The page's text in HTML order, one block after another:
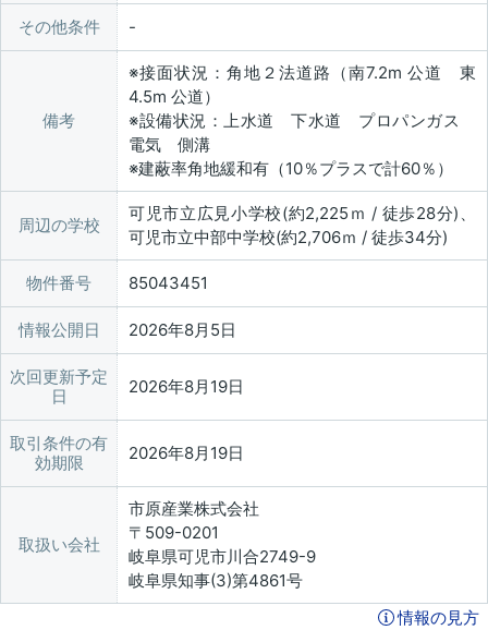
その他条件
備考
※接面状況：角地２法道路（南7.2m 公道 東
4.5m 公道）
※設備状況：上水道 下水道 プロパンガス
電気 側溝
※建蔽率角地緩和有（10％プラスで計60％）
周辺の学校
可児市立広見小学校(約2,225ｍ / 徒歩28分)、
可児市立中部中学校(約2,706ｍ / 徒歩34分)
物件番号 85043451
情報公開日 2026年8月5日
次回更新予定
日
2026年8月19日
取引条件の有
効期限
2026年8月19日
取扱い会社
市原産業株式会社
〒509-0201
岐阜県可児市川合2749-9
岐阜県知事(3)第4861号
情報の見方